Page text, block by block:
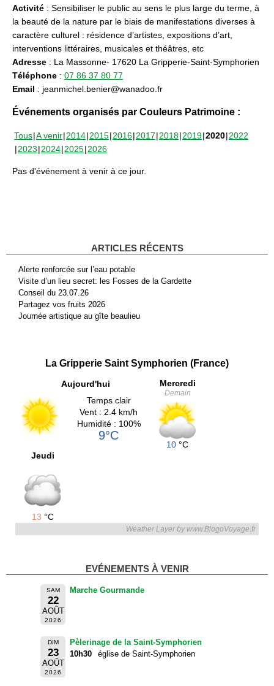
Activité : Sensibiliser le public au sens le plus large du terme, à
la beauté de la nature par le biais de manifestations diverses à
caractère culturel : résidence d’artistes, expositions d’art,
interventions littéraires, musicales et théâtres, etc
Adresse : La Massonne- 17620 La Gripperie-Saint-Symphorien
Téléphone : 07 86 37 80 77
Email : jeanmichel.benier@wanadoo.fr
Événements organisés par Couleurs Patrimoine :
Tous A venir 2014 2015 2016 2017 2018 2019 2020 2022
2023 2024 2025 2026
Pas d'événement à venir à ce jour.
ARTICLES RÉCENTS
Alerte renforcée sur l’eau potable
Visite d’un lieu secret: les Fosses de la Gardette
Conseil du 23.07.26
Partagez vos fruits 2026
Journée artistique au gîte beaulieu
La Gripperie Saint Symphorien (France)
Aujourd'hui
Temps clair
Vent : 2.4 km/h
Humidité : 100%
9°C
Mercredi
Demain
10 °C
Jeudi
13 °C
Weather Layer by www.BlogoVoyage.fr
EVÉNEMENTS À VENIR
SAM
22
AOÛT
2026
Marche Gourmande
DIM
23
AOÛT
2026
Pèlerinage de la Saint-Symphorien
10h30
église de Saint-Symphorien